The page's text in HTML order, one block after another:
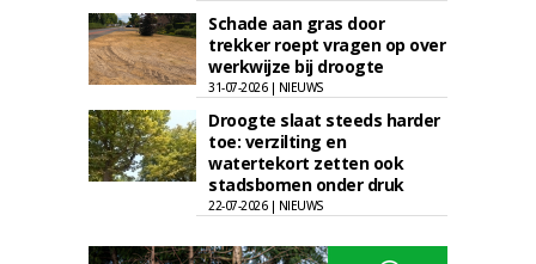
Schade aan gras door
trekker roept vragen op over
werkwijze bij droogte
31-07-2026 | NIEUWS
Droogte slaat steeds harder
toe: verzilting en
watertekort zetten ook
stadsbomen onder druk
22-07-2026 | NIEUWS